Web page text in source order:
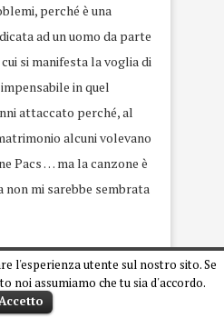
perché è una
ad un uomo da parte
si manifesta la voglia di
in quel
attaccato perché, al
alcuni volevano
Pacs … ma la canzone è
non mi sarebbe sembrata
io il marito non
o poi arriverà
2005 ero fidanzato con
l'esperienza utente sul nostro sito. Se
noi assumiamo che tu sia d'accordo.